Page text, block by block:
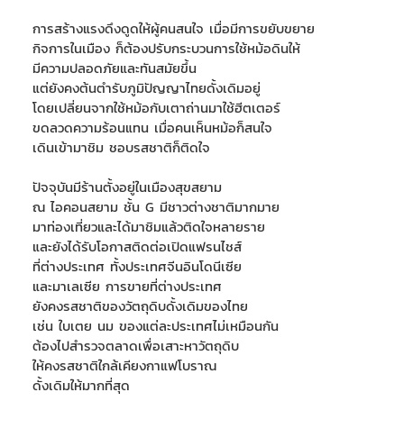
การสร้างแรงดึงดูดให้ผู้คนสนใจ เมื่อมีการขยับขยาย
กิจการในเมือง ก็ต้องปรับกระบวนการใช้หม้อดินให้
มีความปลอดภัยและทันสมัยขึ้น
แต่ยังคงต้นตำรับภูมิปัญญาไทยดั้งเดิมอยู่
โดยเปลี่ยนจากใช้หม้อกับเตาถ่านมาใช้ฮีตเตอร์
ขดลวดความร้อนแทน เมื่อคนเห็นหม้อก็สนใจ
เดินเข้ามาชิม ชอบรสชาติก็ติดใจ
ปัจจุบันมีร้านตั้งอยู่ในเมืองสุขสยาม
ณ ไอคอนสยาม ชั้น G มีชาวต่างชาติมากมาย
มาท่องเที่ยวและได้มาชิมแล้วติดใจหลายราย
และยังได้รับโอกาสติดต่อเปิดแฟรนไชส์
ที่ต่างประเทศ ทั้งประเทศจีนอินโดนีเซีย
และมาเลเซีย การขายที่ต่างประเทศ
ยังคงรสชาติของวัตถุดิบดั้งเดิมของไทย
เช่น ใบเตย นม ของแต่ละประเทศไม่เหมือนกัน
ต้องไปสำรวจตลาดเพื่อเสาะหาวัตถุดิบ
ให้คงรสชาติใกล้เคียงกาแฟโบราณ
ดั้งเดิมให้มากที่สุด